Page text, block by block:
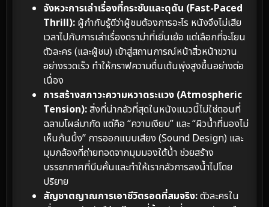
จังหวะการเล่าเรื่องที่กระชับและดุดัน (Fast-Paced
Thrill): ผู้กำกับรู้ดีว่าผู้ชมต้องการอะไร หนังจึงไม่เสีย
เวลาไปกับการเล่าเรื่องดราม่าที่เยิ่นเย้อ แต่เลือกที่จะโยน
ตัวละคร (และผู้ชม) เข้าสู่สถานการณ์หน้าสิ่วหน้าขวาน
อย่างรวดเร็ว ทำให้กราฟความตื่นเต้นพุ่งสูงขึ้นอย่างต่อ
เนื่อง
การสร้างสภาวะความหวาดระแวง (Atmospheric
Tension):สิ่งที่น่ากลัวที่สุดในหนังแนวนี้ไม่ใช่ตอนที่
ฉลามโผล่มากัด แต่คือ “ความเงียบ” และ “ผิวน้ำที่มองไม่
เห็นก้นบึ้ง” การออกแบบเสียง (Sound Design) และ
มุมกล้องที่ถ่ายทอดจากมุมมองใต้น้ำ ช่วยสร้าง
บรรยากาศที่บีบคั้นและทำให้เรากลัวการลงน้ำไปโดย
ปริยาย
สัญชาตญาณการเอาชีวิตรอดที่สมจริง:ตัวละครใน